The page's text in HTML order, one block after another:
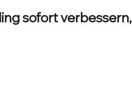
sofort verbessern,